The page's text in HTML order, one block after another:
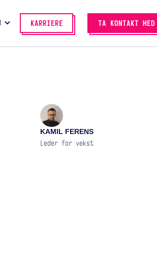
KARRIERE TA KONTAKT MED
KAMIL FERENS
Leder for vekst